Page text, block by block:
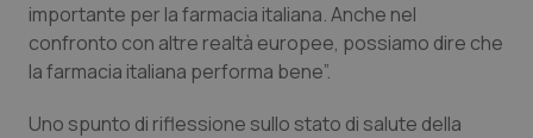
Sicilia
Neuroscienze & patologie neurodegenerative
importante per la farmacia italiana. Anche nel
confronto con altre realtà europee, possiamo dire che
la farmacia italiana performa bene”.
Uno spunto di riflessione sullo stato di salute della